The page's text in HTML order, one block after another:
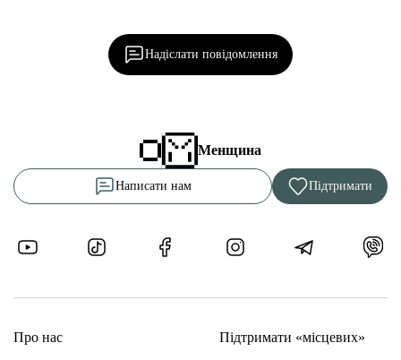
Надіслати повідомлення
Менщина
Написати нам Підтримати
Про нас Підтримати «місцевих»